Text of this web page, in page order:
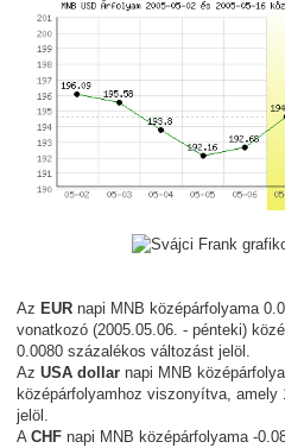
Az EUR napi MNB középárfolyama
vonatkozó (2005.05.06. - pénteki)
0.0080 százalékos változást jelöl.
Az USA dollar napi MNB
középárfolyamhoz viszonyítva,
jelöl.
A CHF napi MNB középárfolyama -